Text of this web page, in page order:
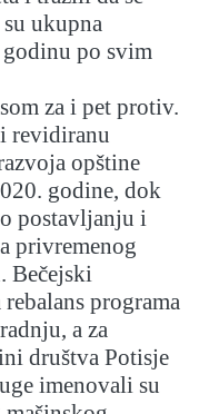
ukupna
godinu po svim
za i pet protiv.
revidiranu
opštine
godine, dok
postavljanju i
privremenog
Bečejski
programa
a za
društva Potisje
imenovali su